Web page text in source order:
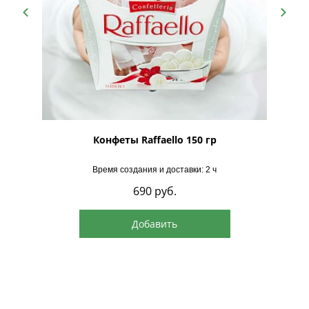
Конфеты Raffaello 150 гр
Время создания и доставки: 2 ч
690 руб.
Добавить